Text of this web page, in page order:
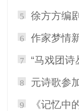
5
6
7 “马戏团诗
8 元诗歌参
9